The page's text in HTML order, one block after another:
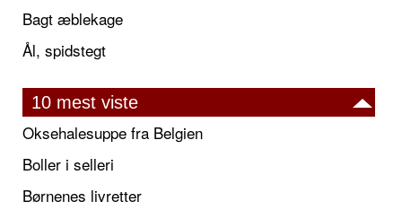
Bagt æblekage
Ål, spidstegt
10 mest viste
Oksehalesuppe fra Belgien
Boller i selleri
Børnenes livretter